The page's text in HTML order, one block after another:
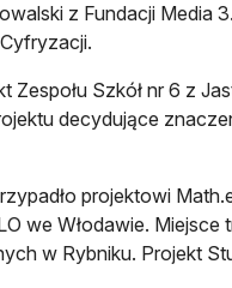
z Fundacji Media
Zespołu Szkół nr 6 z
decydujące
projektowi
we Włodawie.
w Rybniku. Projekt